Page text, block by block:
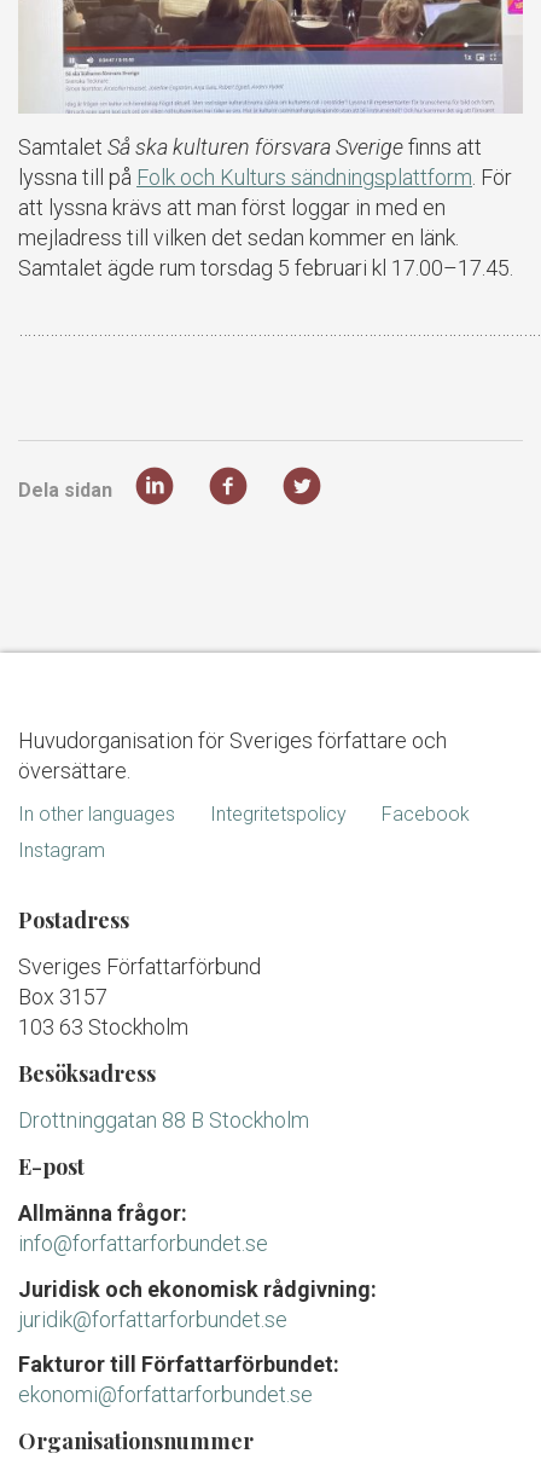
Samtalet Så ska kulturen försvaraSverigefinns att
lyssna till på Folk och Kulturs sändningsplattform . För
att lyssna krävs att man först loggar in med en
mejladress till vilken det sedan kommer en länk.
Samtalet ägde rum torsdag 5 februari kl 17.00–17.45.
Dela sidan
Huvudorganisation för Sveriges författare och
översättare.
In other languages Integritetspolicy
Facebook
Instagram
Postadress
Sveriges Författarförbund
Box 3157
103 63 Stockholm
Besöksadress
Drottninggatan 88 B Stockholm
E-post
Allmänna frågor:
info@forfattarforbundet.se
Juridisk och ekonomisk rådgivning:
juridik@forfattarforbundet.se
Fakturor till Författarförbundet:
ekonomi@forfattarforbundet.se
Organisationsnummer